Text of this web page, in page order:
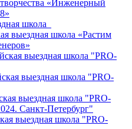
«Инженерный
школа
выездная школа «Растим
выездная школа "PRO-
выездная школа "PRO-
выездная школа "PRO-
Санкт-Петербург"
выездная школа "PRO-